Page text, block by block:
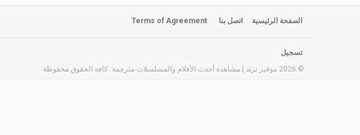
الصفحة الرئيسية اتصل بنا Terms of Agreement
تسجيل
© 2026 موفيز ترند | مشاهدة أحدث الأفلام والمسلسلات مترجمة. كافة الحقوق محفوظة